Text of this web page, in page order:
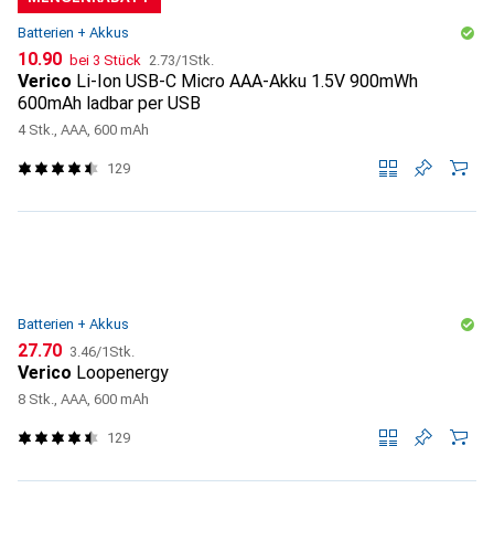
Batterien + Akkus
CHF
10.90 bei 3 Stück CHF
2.73/1Stk.
Verico Li-Ion USB-C Micro AAA-Akku 1.5V 900mWh
600mAh ladbar per USB
4 Stk., AAA, 600 mAh
129
Batterien + Akkus
CHF
27.70 CHF
3.46/1Stk.
Verico Loopenergy
8 Stk., AAA, 600 mAh
129